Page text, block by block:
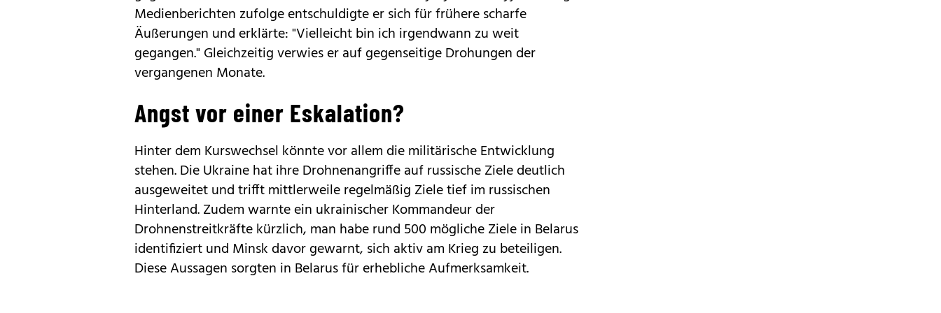
Medienberichten zufolge entschuldigte er sich für frühere scharfe
Äußerungen und erklärte: "Vielleicht bin ich irgendwann zu weit
gegangen." Gleichzeitig verwies er auf gegenseitige Drohungen der
vergangenen Monate.
Angst vor einer Eskalation?
Hinter dem Kurswechsel könnte vor allem die militärische Entwicklung
stehen. Die Ukraine hat ihre Drohnenangriffe auf russische Ziele deutlich
ausgeweitet und trifft mittlerweile regelmäßig Ziele tief im russischen
Hinterland. Zudem warnte ein ukrainischer Kommandeur der
Drohnenstreitkräfte kürzlich, man habe rund 500 mögliche Ziele in Belarus
identifiziert und Minsk davor gewarnt, sich aktiv am Krieg zu beteiligen.
Diese Aussagen sorgten in Belarus für erhebliche Aufmerksamkeit.